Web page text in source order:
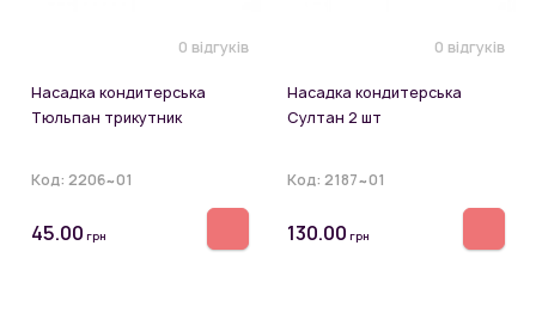
0 відгуків
Насадка кондитерська
Тюльпан трикутник
Код: 2206~01
45.00 грн
0 відгуків
Насадка кондитерська
Султан 2 шт
Код: 2187~01
130.00 грн